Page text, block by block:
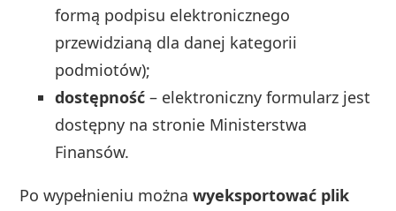
formą podpisu elektronicznego
przewidzianą dla danej kategorii
podmiotów);
dostępność – elektroniczny formularz jest
dostępny na stronie Ministerstwa
Finansów.
Po wypełnieniu możnawyeksportować plik